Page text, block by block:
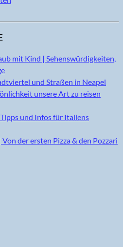
mit Kind | Sehenswürdigkeiten,
und Straßen in Neapel
unsere Art zu reisen
und Infos für Italiens
der ersten Pizza & den Pozzari